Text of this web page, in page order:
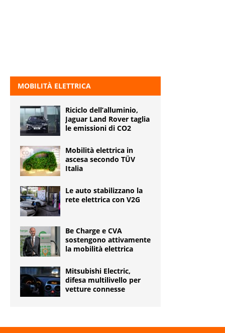
MOBILITÀ ELETTRICA
Riciclo dell’alluminio,
Jaguar Land Rover taglia
le emissioni di CO2
Mobilità elettrica in
ascesa secondo TÜV
Italia
Le auto stabilizzano la
rete elettrica con V2G
Be Charge e CVA
sostengono attivamente
la mobilità elettrica
Mitsubishi Electric,
difesa multilivello per
vetture connesse